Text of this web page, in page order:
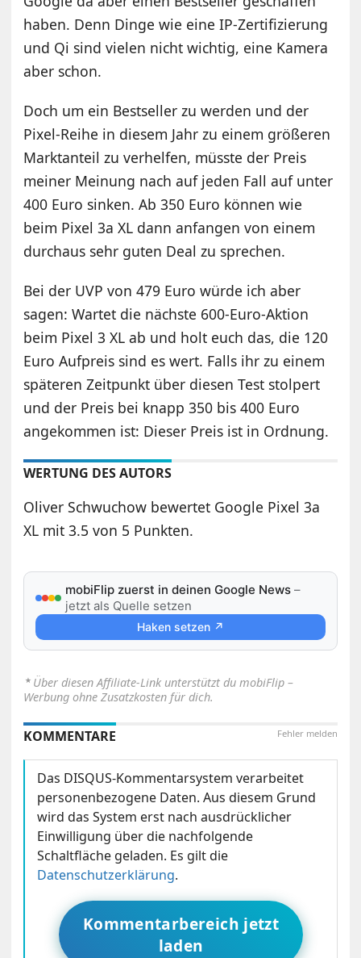
haben. Denn Dinge wie eine IP-Zertifizierung
und Qi sind vielen nicht wichtig, eine Kamera
aber schon.
Doch um ein Bestseller zu werden und der
Pixel-Reihe in diesem Jahr zu einem größeren
Marktanteil zu verhelfen, müsste der Preis
meiner Meinung nach auf jeden Fall auf unter
400 Euro sinken. Ab 350 Euro können wie
beim Pixel 3a XL dann anfangen von einem
durchaus sehr guten Deal zu sprechen.
Bei der UVP von 479 Euro würde ich aber
sagen: Wartet die nächste 600-Euro-Aktion
beim Pixel 3 XL ab und holt euch das, die 120
Euro Aufpreis sind es wert. Falls ihr zu einem
späteren Zeitpunkt über diesen Test stolpert
und der Preis bei knapp 350 bis 400 Euro
angekommen ist: Dieser Preis ist in Ordnung.
WERTUNG DES AUTORS
Oliver Schwuchow bewertet Google Pixel 3a
XL mit 3.5 von 5 Punkten.
mobiFlip zuerst in deinen Google News –
jetzt als Quelle setzen
Haken setzen ↗
⋆ Über diesen Affiliate-Link unterstützt du mobiFlip –
Werbung ohne Zusatzkosten für dich.
Fehler melden
KOMMENTARE
Das DISQUS-Kommentarsystem verarbeitet
personenbezogene Daten. Aus diesem Grund
wird das System erst nach ausdrücklicher
Einwilligung über die nachfolgende
Schaltfläche geladen. Es gilt die
Datenschutzerklärung.
Kommentarbereich jetzt
laden